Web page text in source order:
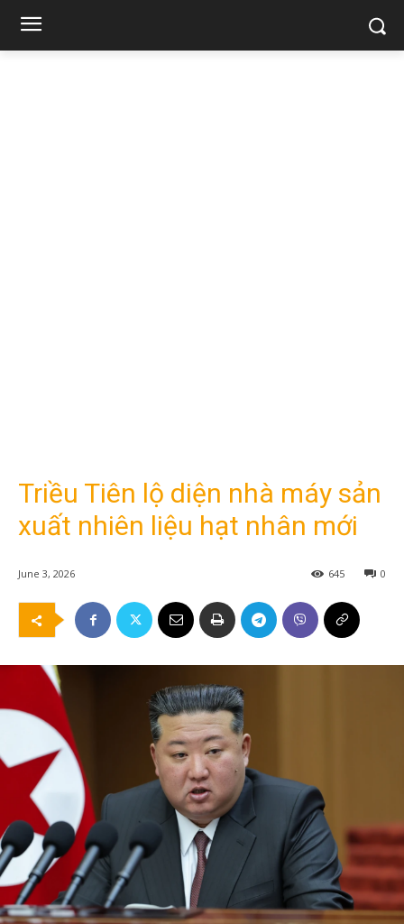
Triều Tiên lộ diện nhà máy sản
xuất nhiên liệu hạt nhân mới
June 3, 2026 0
645